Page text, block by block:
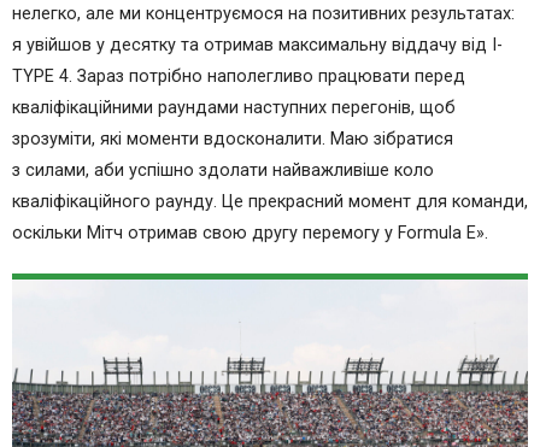
нелегко, але ми концентруємося на позитивних результатах:
я увійшов у десятку та отримав максимальну віддачу від I-
TYPE 4. Зараз потрібно наполегливо працювати перед
кваліфікаційними раундами наступних перегонів, щоб
зрозуміти, які моменти вдосконалити. Маю зібратися
з силами, аби успішно здолати найважливіше коло
кваліфікаційного раунду. Це прекрасний момент для команди,
оскільки Мітч отримав свою другу перемогу у Formula Е».